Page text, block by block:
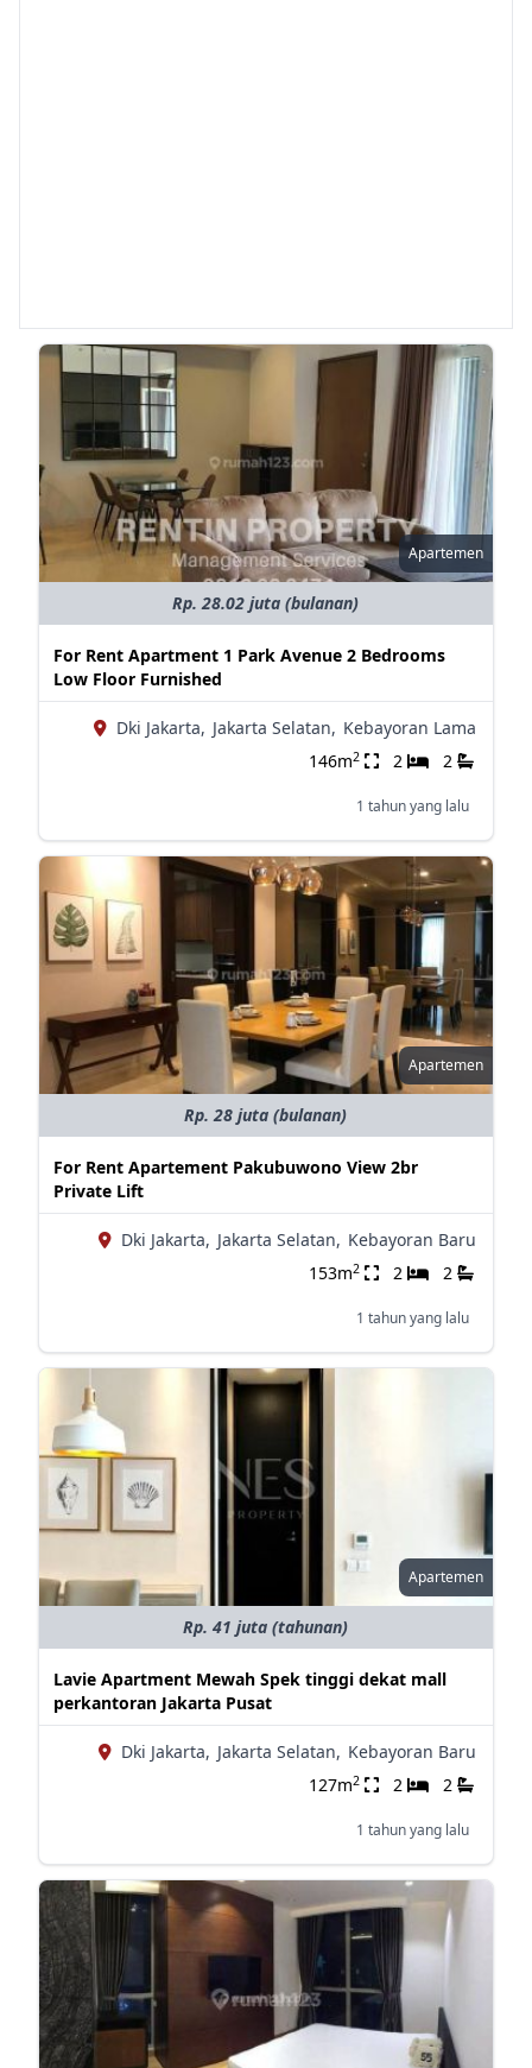
Apartemen
Rp. 28.02 juta (bulanan)
For Rent Apartment 1 Park Avenue 2 Bedrooms
Low Floor Furnished
Dki Jakarta, Jakarta Selatan, Kebayoran Lama
146m2 2 2
1 tahun yang lalu
Apartemen
Rp. 28 juta (bulanan)
For Rent Apartement Pakubuwono View 2br
Private Lift
Dki Jakarta, Jakarta Selatan, Kebayoran Baru
153m2 2 2
1 tahun yang lalu
Apartemen
Rp. 41 juta (tahunan)
Lavie Apartment Mewah Spek tinggi dekat mall
perkantoran Jakarta Pusat
Dki Jakarta, Jakarta Selatan, Kebayoran Baru
127m2 2 2
1 tahun yang lalu